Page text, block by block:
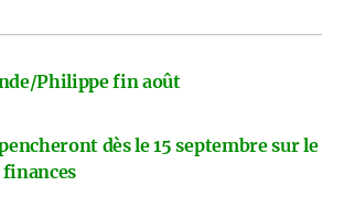
Philippe fin août
dès le 15 septembre sur le